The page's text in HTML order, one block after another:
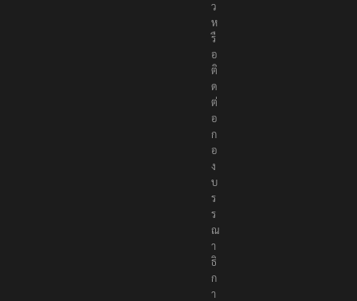
ข่
า
ว
ห
รื
อ
ติ
ด
ต่
อ
ก
อ
ง
บ
ร
ร
ณ
า
ธิ